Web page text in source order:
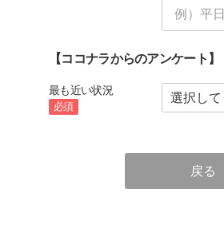
【ココナラからのアンケート】
最も近い状況
必須